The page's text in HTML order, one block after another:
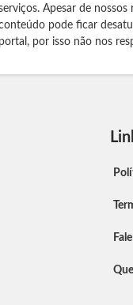
Apesar de
pode ficar
portal, por isso não nos